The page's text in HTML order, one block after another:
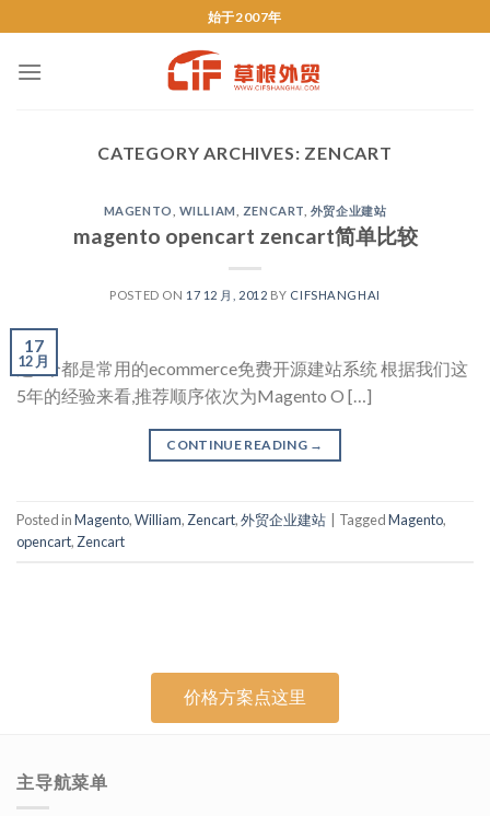
始于2007年
CATEGORY ARCHIVES: ZENCART
MAGENTO WILLIAM ZENCART 外贸企业建站
magento opencart zencart简单比较
POSTED ON 17 12 月, 2012 BY CIFSHANGHAI
17
12 月
这3个都是常用的ecommerce免费开源建站系统 根据我们这
5年的经验来看,推荐顺序依次为Magento O […]
CONTINUE READING →
Posted inMagento,William, Zencart,外贸企业建站 TaggedMagento,
opencart, Zencart
价格方案点这里
主导航菜单